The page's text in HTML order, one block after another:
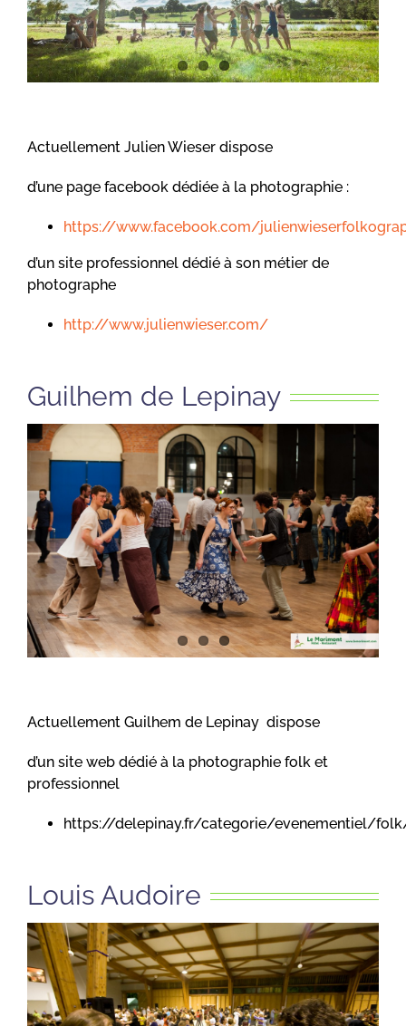
Actuellement Julien Wieser dispose
d’une page facebook dédiée à la photographie :
https://www.facebook.com/
d’un site professionnel dédié à son métier de
photographe
http://www.julienwieser.com/
Guilhem de Lepinay
Actuellement Guilhem de Lepinay dispose
d’un site web dédié à la photographie folk et
professionnel
https://delepinay.fr/categorie/evenementiel/
Louis Audoire